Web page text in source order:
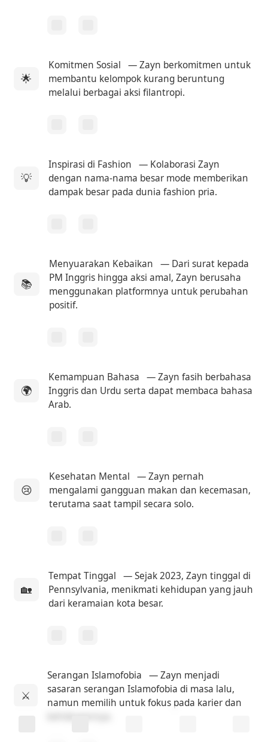
🌟
Komitmen Sosial
— Zayn berkomitmen untuk
membantu kelompok kurang beruntung
melalui berbagai aksi filantropi.
💡
Inspirasi di Fashion
— Kolaborasi Zayn
dengan nama-nama besar mode memberikan
dampak besar pada dunia fashion pria.
📚
Menyuarakan Kebaikan
— Dari surat kepada
PM Inggris hingga aksi amal, Zayn berusaha
menggunakan platformnya untuk perubahan
positif.
🌍
Kemampuan Bahasa
— Zayn fasih berbahasa
Inggris dan Urdu serta dapat membaca bahasa
Arab.
😢
Kesehatan Mental
— Zayn pernah
mengalami gangguan makan dan kecemasan,
terutama saat tampil secara solo.
🏡
Tempat Tinggal
— Sejak 2023, Zayn tinggal di
Pennsylvania, menikmati kehidupan yang jauh
dari keramaian kota besar.
⚔️
Serangan Islamofobia
— Zayn menjadi
sasaran serangan Islamofobia di masa lalu,
namun memilih untuk fokus pada karier dan